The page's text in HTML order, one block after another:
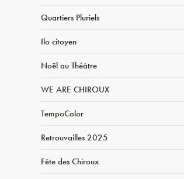
Quartiers Pluriels
Ilo citoyen
Noël au Théâtre
WE ARE CHIROUX
TempoColor
Retrouvailles 2025
Fête des Chiroux